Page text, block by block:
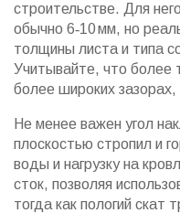
строительстве. Для
обычно 6‑10 мм, но
толщины листа и типа
Учитывайте, что более
более широких
Не менее важен угол
плоскостью стропил и
воды и нагрузку на
сток, позволяя
тогда как пологий скат